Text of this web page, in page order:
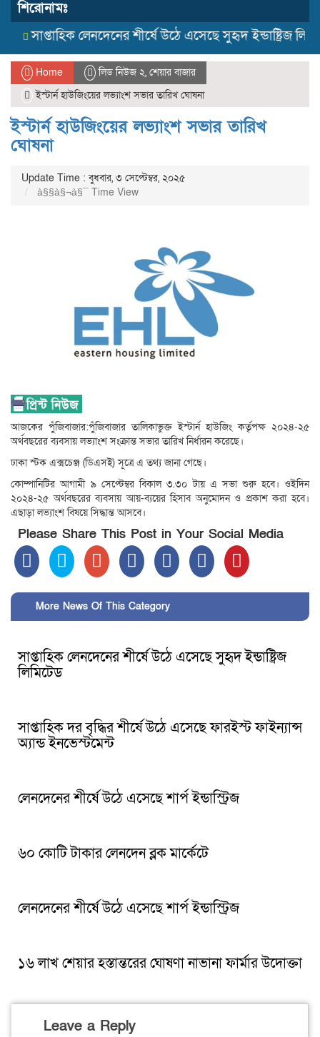
শিরোনামঃ
সাপ্তাহিক লেনদেনের শীর্ষে উঠে এসেছে সুহৃদ ইন্ডাষ্ট্রিজ
Home লিড নিউজ ২, শেয়ার বাজার
ইস্টার্ন হাউজিংয়ের লভ্যাংশ সভার তারিখ ঘোষনা
ইস্টার্ন হাউজিংয়ের লভ্যাংশ সভার তারিখ
ঘোষনা
Update Time : বুধবার, ৩ সেপ্টেম্বর, ২০২৫
à§§à§¬à§¯ Time View
আজকের পুঁজিবাজার:পুঁজিবাজার তালিকাভুক্ত ইস্টার্ন হাউজিং কর্তৃপক্ষ ২০২৪-২৫
অর্থবছরের ব্যবসায় লভ্যাংশ সংক্রান্ত সভার তারিখ নির্ধারন করেছে।
ঢাকা স্টক এক্সচেঞ্জ (ডিএসই) সূত্রে এ তথ্য জানা গেছে।
কোম্পানিটির আগামী ৯ সেপ্টেম্বর বিকাল ৩.৩০ টায় এ সভা শুরু হবে। ওইদিন
২০২৪-২৫ অর্থবছরের ব্যবসায় আয়-ব্যয়ের হিসাব অনুমোদন ও প্রকাশ করা হবে।
এছাড়া লভ্যাংশ বিষয়ে সিদ্ধান্ত আসবে।
Please Share This Post in Your Social Media
More News Of This Category
সাপ্তাহিক লেনদেনের শীর্ষে উঠে এসেছে সুহৃদ ইন্ডাষ্ট্রিজ
লিমিটেড
সাপ্তাহিক দর বৃদ্ধির শীর্ষে উঠে এসেছে ফারইস্ট ফাইন্যান্স
অ্যান্ড ইনভেস্টমেন্ট
লেনদেনের শীর্ষে উঠে এসেছে শার্প ইন্ডাস্ট্রিজ
৬০ কোটি টাকার লেনদেন ব্লক মার্কেটে
লেনদেনের শীর্ষে উঠে এসেছে শার্প ইন্ডাস্ট্রিজ
১৬ লাখ শেয়ার হস্তান্তরের ঘোষণা নাভানা ফার্মার উদোক্তা
Leave a Reply